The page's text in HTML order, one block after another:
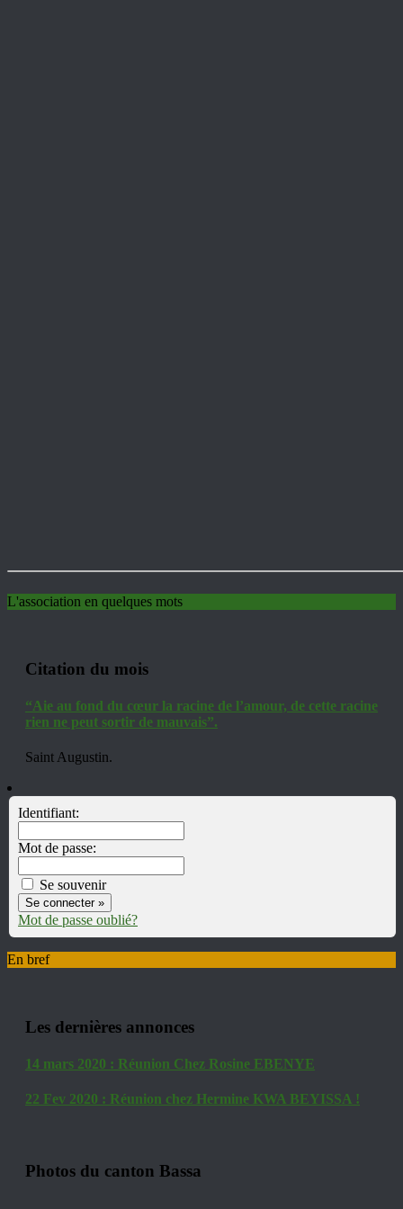
L'association en quelques mots
Citation du mois
“Aie au fond du cœur la racine de l’amour, de cette racine
rien ne peut sortir de mauvais”.
Saint Augustin.
Identifiant:
Mot de passe:
Se souvenir
Mot de passe oublié?
En bref
Les dernières annonces
14 mars 2020 : Réunion Chez Rosine EBENYE
22 Fev 2020 : Réunion chez Hermine KWA BEYISSA !
Photos du canton Bassa